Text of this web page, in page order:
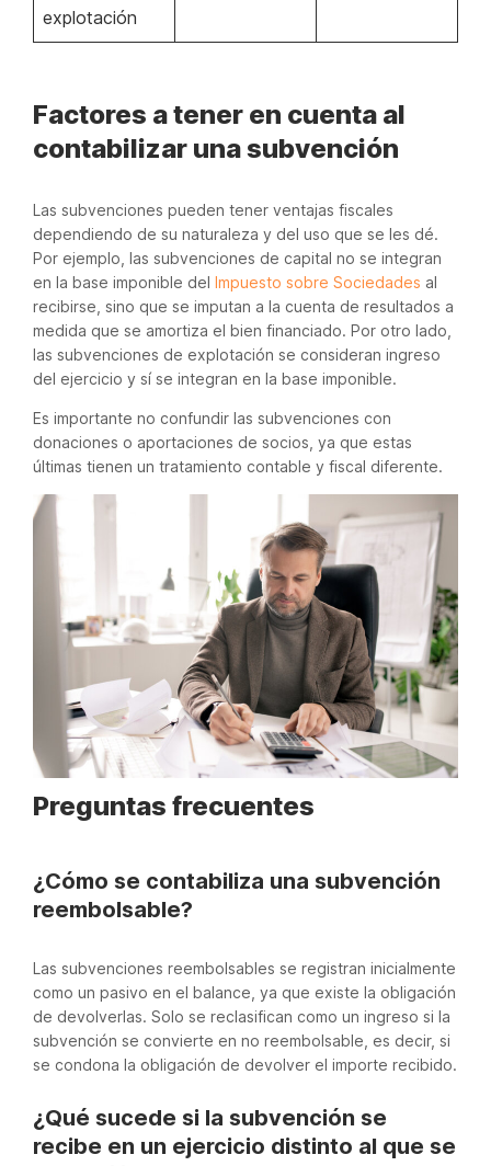
explotación
Factores a tener en cuenta al
contabilizar una subvención
Las subvenciones pueden tener ventajas fiscales
dependiendo de su naturaleza y del uso que se les dé.
Por ejemplo, las subvenciones de capital no se integran
en la base imponible del Impuesto sobre Sociedades al
recibirse, sino que se imputan a la cuenta de resultados a
medida que se amortiza el bien financiado. Por otro lado,
las subvenciones de explotación se consideran ingreso
del ejercicio y sí se integran en la base imponible.
Es importante no confundir las subvenciones con
donaciones o aportaciones de socios, ya que estas
últimas tienen un tratamiento contable y fiscal diferente.
Preguntas frecuentes
¿Cómo se contabiliza una subvención
reembolsable?
Las subvenciones reembolsables se registran inicialmente
como un pasivo en el balance, ya que existe la obligación
de devolverlas. Solo se reclasifican como un ingreso si la
subvención se convierte en no reembolsable, es decir, si
se condona la obligación de devolver el importe recibido.
¿Qué sucede si la subvención se
recibe en un ejercicio distinto al que se